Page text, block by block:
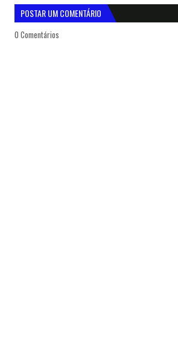
POSTAR UM COMENTÁRIO
0 Comentários